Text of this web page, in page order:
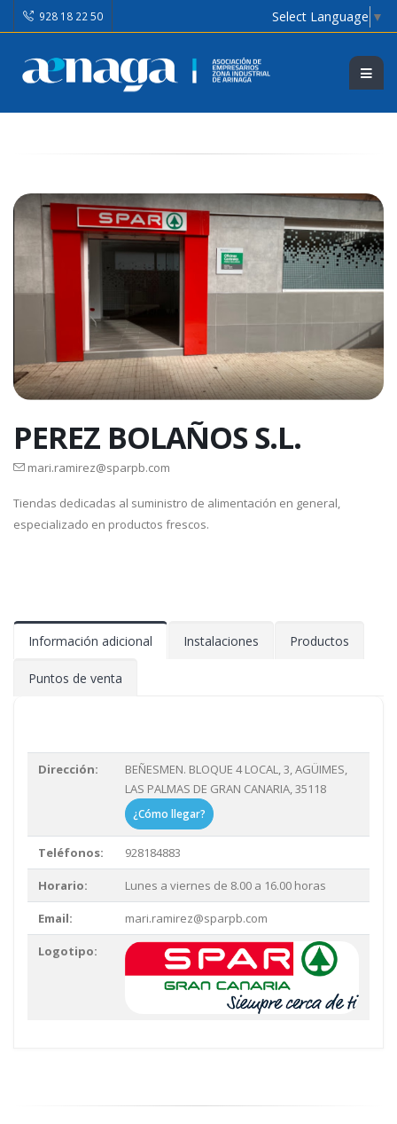
928 18 22 50 Select Language ▼
PEREZ BOLAÑOS S.L.
mari.ramirez@sparpb.com
Tiendas dedicadas al suministro de alimentación en general,
especializado en productos frescos.
Información adicional Instalaciones Productos
Puntos de venta
Dirección:
BEÑESMEN. BLOQUE 4 LOCAL, 3, AGÜIMES,
LAS PALMAS DE GRAN CANARIA, 35118
¿Cómo llegar?
Teléfonos: 928184883
Horario: Lunes a viernes de 8.00 a 16.00 horas
Email: mari.ramirez@sparpb.com
Logotipo: